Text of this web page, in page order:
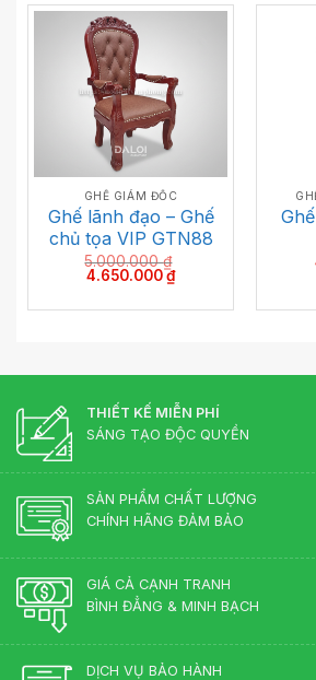
GHẾ GIÁM ĐỐC
Ghế lãnh đạo – Ghế
chủ tọa VIP GTN88
5.000.000₫
Giá
4.650.000₫Giá
hiện
THIẾT KẾ MIỄN PHÍ
SÁNG TẠO ĐỘC QUYỀN
SẢN PHẨM CHẤT LƯỢNG
CHÍNH HÃNG ĐẢM BẢO
GIÁ CẢ CẠNH TRANH
BÌNH ĐẲNG & MINH BẠCH
DỊCH VỤ BẢO HÀNH